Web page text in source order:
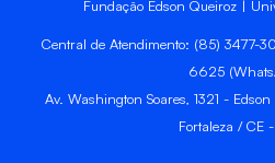
Fundação Edson Queiroz |
Central de Atendimento: (85)
6625
Av. Washington Soares, 1321 -
Fortaleza / CE